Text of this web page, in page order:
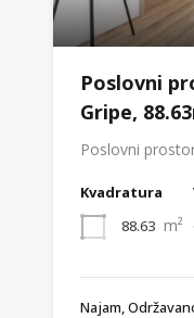
Poslovni
Gripe,
Poslovni
Kvadratura
88.63 m²
Najam,